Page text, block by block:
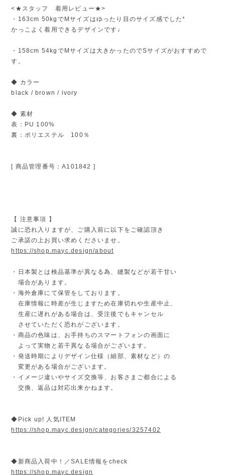
<★スタッフ 着用レビュー★>
・163cm 50kgでMサイズはゆったり目のサイズ感でした*
かっこよく着用できるデザインです♩
・158cm 54kgでMサイズは大きかったのでSサイズがおすすめで
す。
◆ カラー
black / brown / ivory
◆ 素材
表：PU 100%
裏：ポリエステル 100％
[ 商品管理番号：A101842 ]
【 注意事項 】
誠に恐れ入りますが、ご購入前に以下をご確認頂き
ご承諾の上お買い求めくださいませ。
https://shop.mayc.design/about
・日本製とは検品基準が異なる為、縫製などが若干甘い
場合があります。
・海外倉庫にて保管をしております。
在庫情報に時差が生じますため在庫切れや生産中止、
生産に遅れがある場合は、受注後でもキャンセル
させていただく恐れがございます。
・商品の色味は、お手持ちのスマートフォンの画面に
よって実物と若干異なる場合がございます。
・発送時期によりデザイン仕様（細部、素材など）の
変更がある場合がございます。
・イメージ違いやサイズ交換等、お客さまご都合による
交換、返品は対応出来かねます。
◆Pick up! 人気ITEM
https://shop.mayc.design/categories/3257402
◆新商品入荷中！／SALE情報をcheck
https://shop.mayc.design